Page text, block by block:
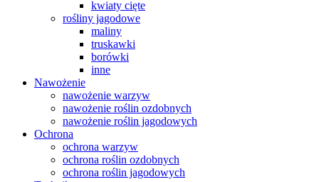
kwiaty cięte
rośliny jagodowe
maliny
truskawki
borówki
inne
Nawożenie
nawożenie warzyw
nawożenie roślin ozdobnych
nawożenie roślin jagodowych
Ochrona
ochrona warzyw
ochrona roślin ozdobnych
ochrona roślin jagodowych